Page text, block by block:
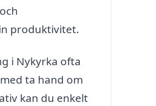
produktivitet.
i Nykyrka ofta
ta hand om
kan du enkelt